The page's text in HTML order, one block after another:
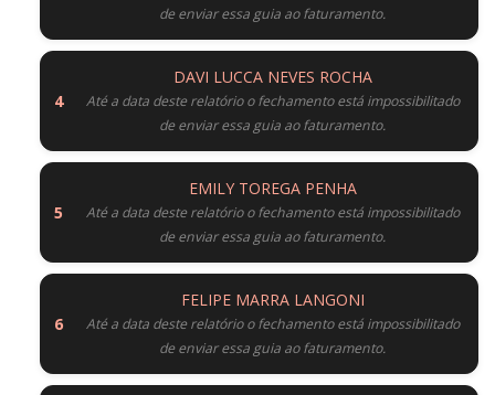
de enviar essa guia ao faturamento.
DAVI LUCCA NEVES ROCHA
Até a data deste relatório o fechamento está impossibilitado
de enviar essa guia ao faturamento.
EMILY TOREGA PENHA
Até a data deste relatório o fechamento está impossibilitado
de enviar essa guia ao faturamento.
FELIPE MARRA LANGONI
Até a data deste relatório o fechamento está impossibilitado
de enviar essa guia ao faturamento.